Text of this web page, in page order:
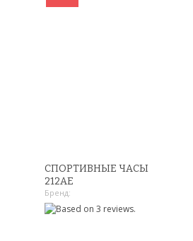
СПОРТИВНЫЕ ЧАСЫ
212AE
Бренд: